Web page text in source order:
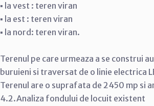
▪ la vest : teren viran
▪ la est : teren viran
▪ la nord: teren viran.
Terenul pe care urmeaza a se construi
buruieni si traversat de o linie electrica
Terenul are o suprafata de 2450 mp si
4.2.Analiza fondului de locuit existent